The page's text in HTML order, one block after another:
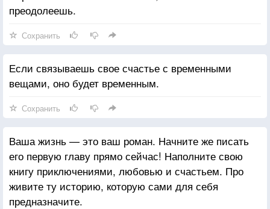
преодолеешь.
Сохранить
Если связываешь свое счастье с временными
вещами, оно будет временным.
Сохранить
Ваша жизнь — это ваш роман. Начните же писать
его первую главу прямо сейчас! Наполните свою
книгу приключениями, любовью и счастьем. Про
живите ту историю, которую сами для себя
предназначите.